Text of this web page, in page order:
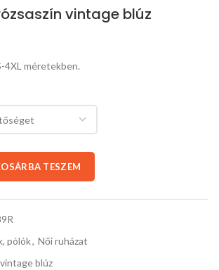
vintage blúz
4XL méretekben.
TESZEM
pólók, Női ruházat
blúz